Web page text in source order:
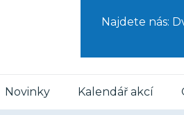
Najdete nás:
Novinky Kalendář akcí